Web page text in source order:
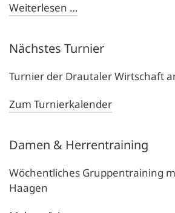
Weiterlesen …
Nächstes Turnier
Turnier der Drautaler Wirtschaft
Zum Turnierkalender
Damen & Herrentraining
Wöchentliches Gruppentraining
Haagen